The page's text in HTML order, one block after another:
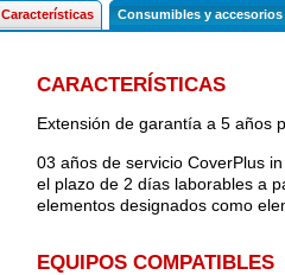
Características Consumibles y accesorios
CARACTERÍSTICAS
Extensión de garantía a 5 años
03 años de servicio CoverPlus
el plazo de 2 días laborables a
elementos designados como
EQUIPOS COMPATIBLES